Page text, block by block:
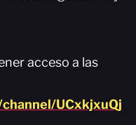
acceso a las
UCxkjxuQj